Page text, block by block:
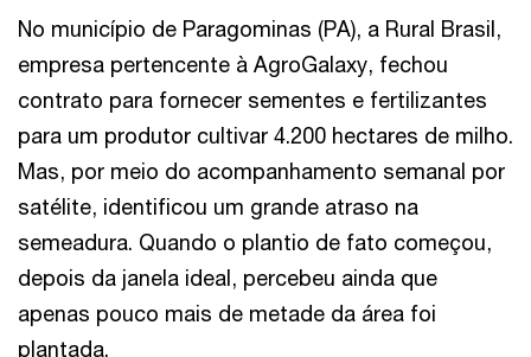
No município de Paragominas (PA), a Rural Brasil,
empresa pertencente à AgroGalaxy, fechou
contrato para fornecer sementes e fertilizantes
para um produtor cultivar 4.200 hectares de milho.
Mas, por meio do acompanhamento semanal por
satélite, identificou um grande atraso na
semeadura. Quando o plantio de fato começou,
depois da janela ideal, percebeu ainda que
apenas pouco mais de metade da área foi
plantada.